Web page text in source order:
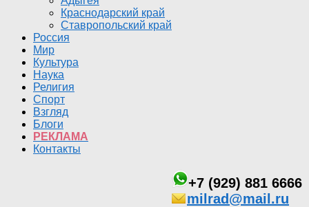
Краснодарский край
Ставропольский край
Россия
Мир
Культура
Наука
Религия
Спорт
Взгляд
Блоги
РЕКЛАМА
Контакты
+7 (929) 881 6666
milrad@mail.ru